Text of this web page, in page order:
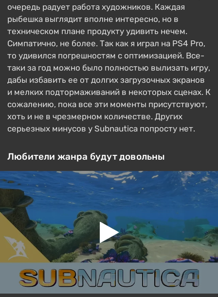
очередь радует работа художников. Каждая
рыбешка выглядит вполне интересно, но в
техническом плане продукту удивить нечем.
Симпатично, не более. Так как я играл на PS4 Pro,
то удивился погрешностям с оптимизацией. Все-
таки за год можно было полностью вылизать игру,
дабы избавить ее от долгих загрузочных экранов
и мелких подтормаживаний в некоторых сценах. К
сожалению, пока все эти моменты присутствуют,
хоть и не в чрезмерном количестве. Других
серьезных минусов у Subnautica попросту нет.
Любители жанра будут довольны